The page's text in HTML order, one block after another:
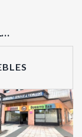
PISO EN VENTA, LOS BARREROS